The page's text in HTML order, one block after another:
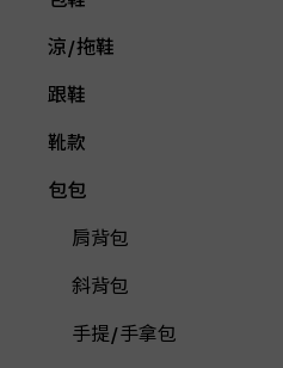
涼/拖鞋
跟鞋
靴款
包包
肩背包
斜背包
手提/手拿包